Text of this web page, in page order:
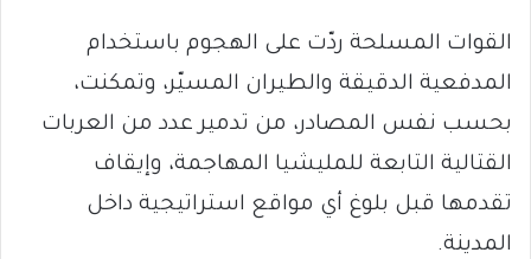
القوات المسلحة ردّت على الهجوم باستخدام
المدفعية الدقيقة والطيران المسيّر، وتمكنت،
بحسب نفس المصادر، من تدمير عدد من العربات
القتالية التابعة للمليشيا المهاجمة، وإيقاف
تقدمها قبل بلوغ أي مواقع استراتيجية داخل
المدينة.